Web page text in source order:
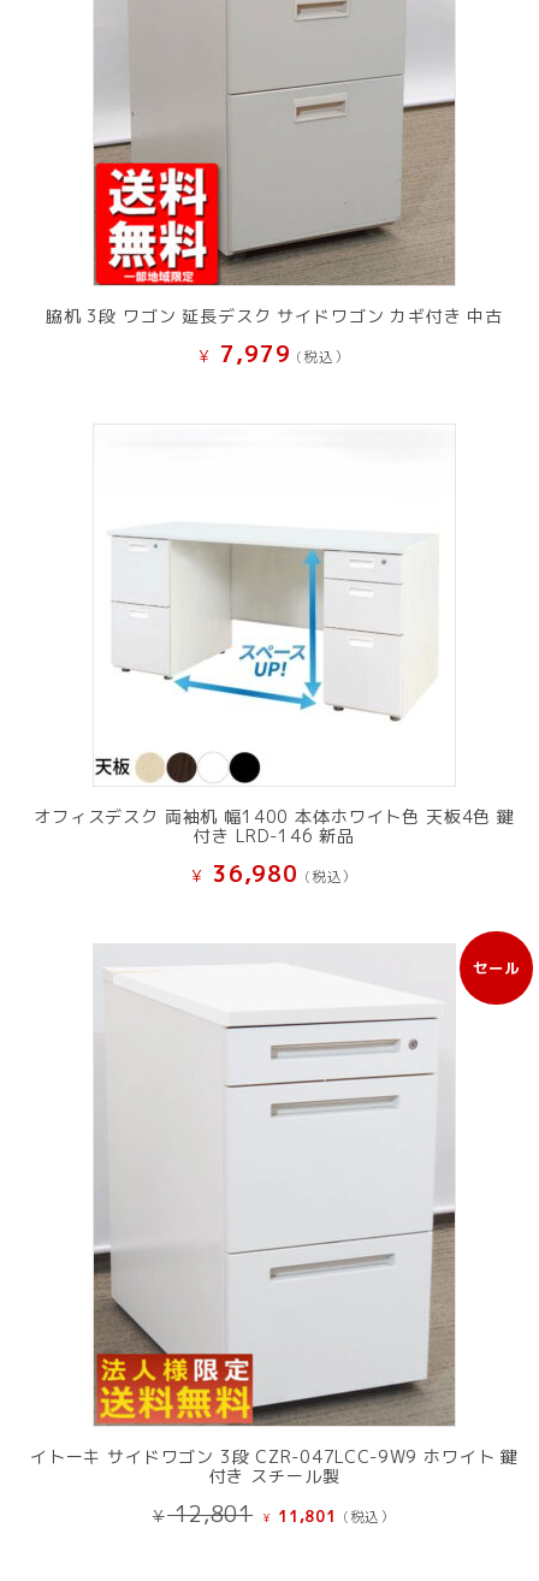
脇机 3段 ワゴン 延長デスク サイドワゴン カギ付き 中古
¥ 7,979 (税込）
オフィスデスク 両袖机 幅1400 本体ホワイト色 天板4色 鍵
付き LRD-146 新品
¥ 36,980 (税込）
セール
販
売
イトーキ サイドワゴン 3段 CZR-047LCC-9W9 ホワイト 鍵
付き スチール製
¥12,801 元
¥ 11,801 現
(税込）